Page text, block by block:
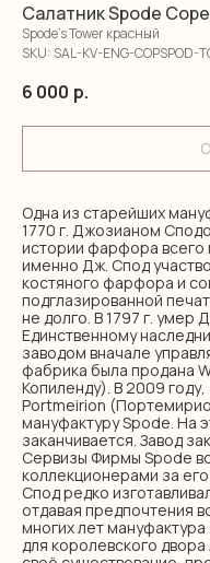
Салатник Spode
Spode's Tower красный
SKU: SAL-KV-ENG-COPSPOD-
6 000 р.
Одна из старейших
1770 г. Джозианом
истории фарфора всего
именно Дж. Спод
костяного фарфора и
подглазированной
не долго. В 1797 г. умер
Единственному
заводом вначале
фабрика была продана
Копиленду). В 2009
Portmeirion
мануфактуру Spode. На
заканчивается. Завод
Сервизы Фирмы Spode
коллекционерами за
Спод редко
отдавая предпочтения
многих лет
для королевского